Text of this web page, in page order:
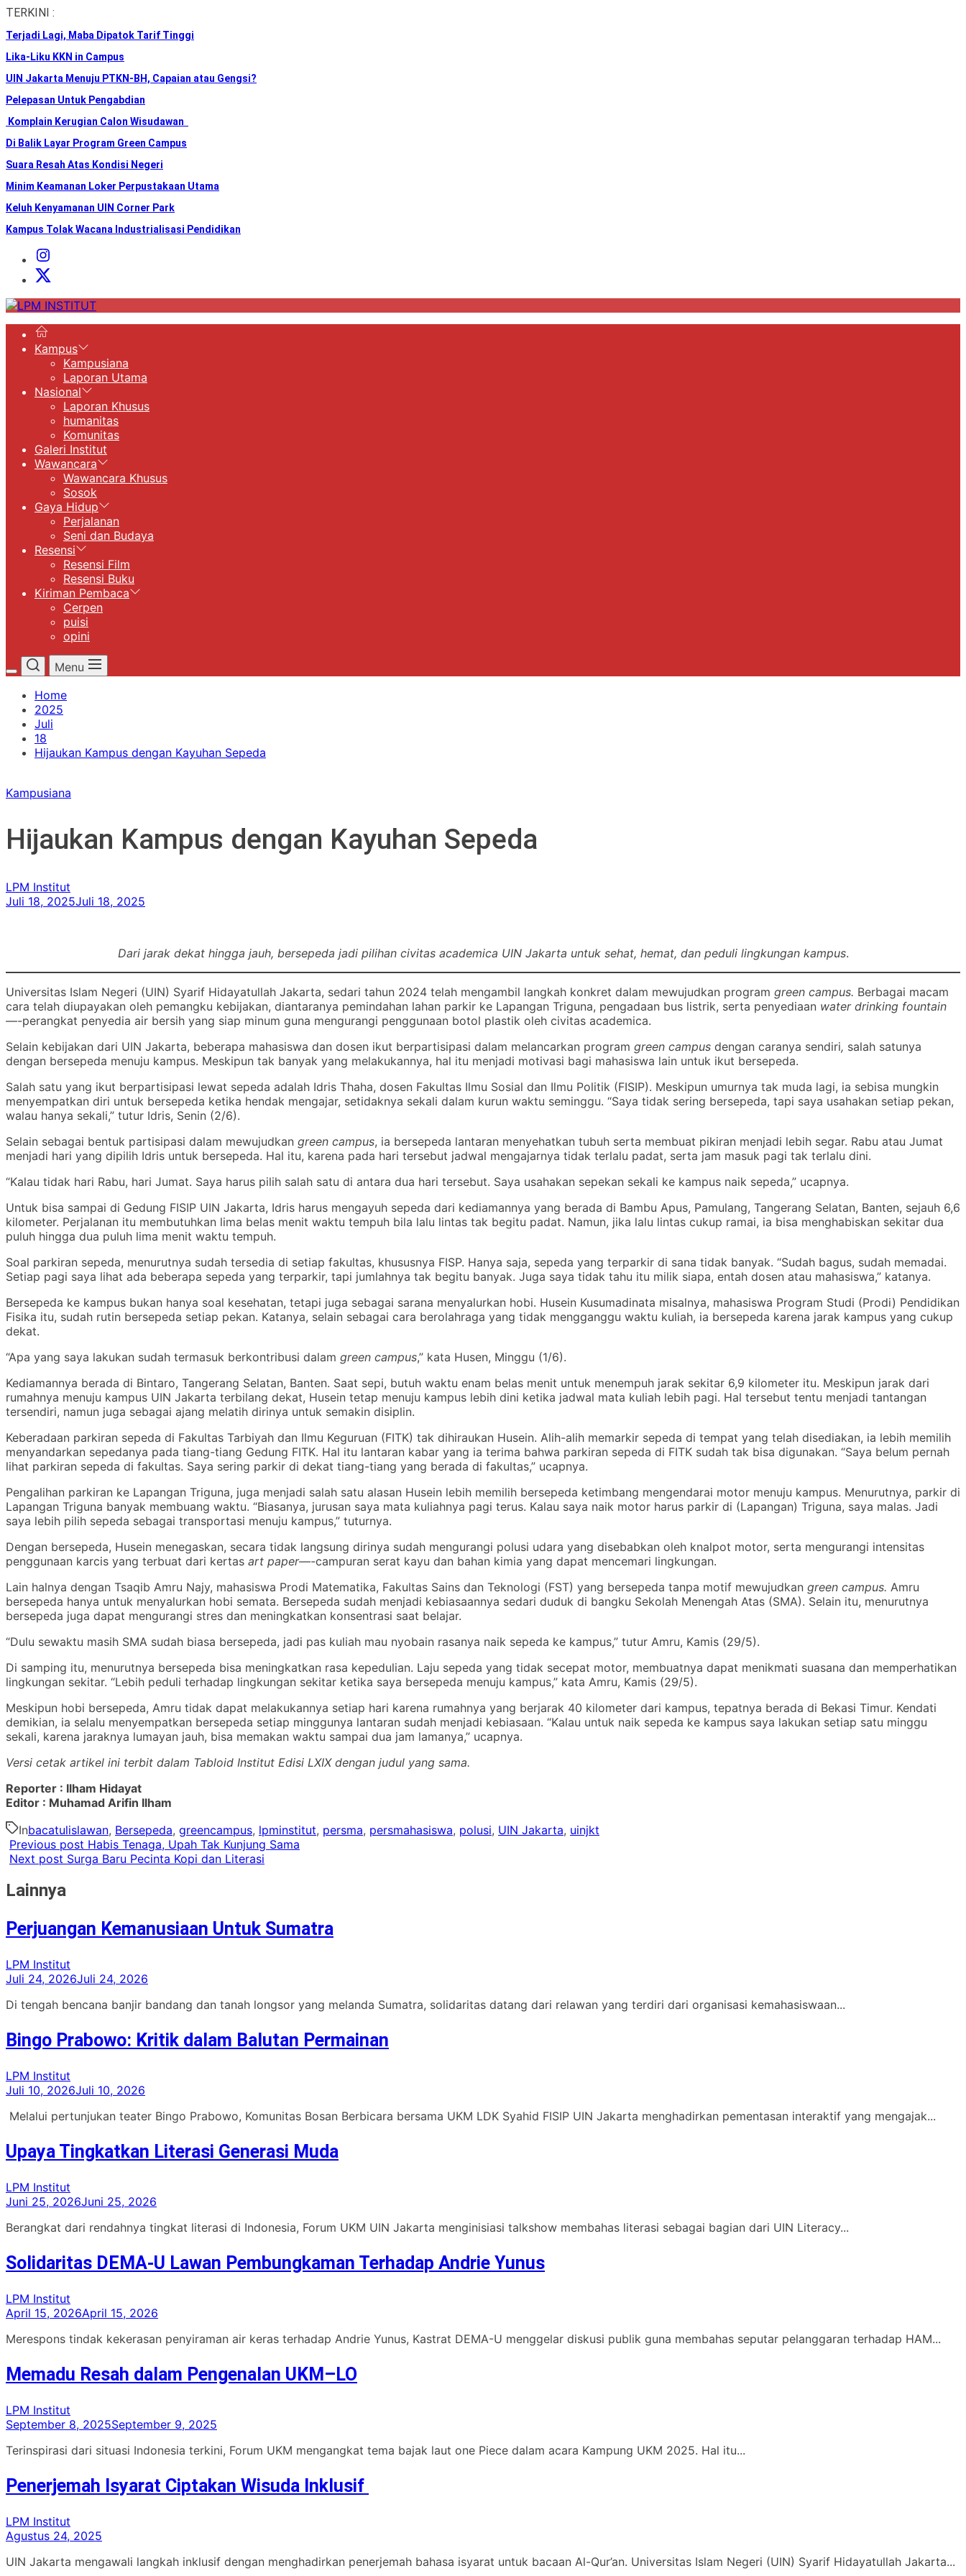
Skip
the
content
TERKINI :
Terjadi Lagi, Maba Dipatok Tarif Tinggi
Lika-Liku KKN in Campus
UIN Jakarta Menuju PTKN-BH, Capaian atau Gengsi?
Pelepasan Untuk Pengabdian
Komplain Kerugian Calon Wisudawan
Di Balik Layar Program Green Campus
Suara Resah Atas Kondisi Negeri
Minim Keamanan Loker Perpustakaan Utama
Keluh Kenyamanan UIN Corner Park
Kampus Tolak Wacana Industrialisasi Pendidikan
Instagram
Institut
X
LPM
Kampus
Kampusiana
Laporan Utama
Nasional
Laporan Khusus
humanitas
Komunitas
Galeri Institut
Wawancara
Wawancara Khusus
Sosok
Gaya Hidup
Perjalanan
Seni dan Budaya
Resensi
Resensi Film
Resensi Buku
Kiriman Pembaca
Cerpen
puisi
opini
Menu
Home
2025
Juli
18
Hijaukan Kampus dengan Kayuhan Sepeda
Kampusiana
Hijaukan Kampus dengan Kayuhan Sepeda
LPM Institut
Juli 18, 2025Juli 18, 2025
Dari jarak dekat hingga jauh, bersepeda jadi pilihan civitas academica UIN Jakarta untuk sehat, hemat, dan peduli lingkungan kampus.
Universitas Islam Negeri (UIN) Syarif Hidayatullah Jakarta, sedari tahun 2024 telah mengambil langkah konkret dalam mewujudkan program green campus. Berbagai macam
cara telah diupayakan oleh pemangku kebijakan, diantaranya pemindahan lahan parkir ke Lapangan Triguna, pengadaan bus listrik, serta penyediaan water drinking fountain
—-perangkat penyedia air bersih yang siap minum guna mengurangi penggunaan botol plastik oleh civitas academica.
Selain kebijakan dari UIN Jakarta, beberapa mahasiswa dan dosen ikut berpartisipasi dalam melancarkan program green campus dengan caranya sendiri, salah satunya
dengan bersepeda menuju kampus. Meskipun tak banyak yang melakukannya, hal itu menjadi motivasi bagi mahasiswa lain untuk ikut bersepeda.
Salah satu yang ikut berpartisipasi lewat sepeda adalah Idris Thaha, dosen Fakultas Ilmu Sosial dan Ilmu Politik (FISIP). Meskipun umurnya tak muda lagi, ia sebisa mungkin
menyempatkan diri untuk bersepeda ketika hendak mengajar, setidaknya sekali dalam kurun waktu seminggu. “Saya tidak sering bersepeda, tapi saya usahakan setiap pekan,
walau hanya sekali,” tutur Idris, Senin (2/6).
Selain sebagai bentuk partisipasi dalam mewujudkan green campus, ia bersepeda lantaran menyehatkan tubuh serta membuat pikiran menjadi lebih segar. Rabu atau Jumat
menjadi hari yang dipilih Idris untuk bersepeda. Hal itu, karena pada hari tersebut jadwal mengajarnya tidak terlalu padat, serta jam masuk pagi tak terlalu dini.
“Kalau tidak hari Rabu, hari Jumat. Saya harus pilih salah satu di antara dua hari tersebut. Saya usahakan sepekan sekali ke kampus naik sepeda,” ucapnya.
Untuk bisa sampai di Gedung FISIP UIN Jakarta, Idris harus mengayuh sepeda dari kediamannya yang berada di Bambu Apus, Pamulang, Tangerang Selatan, Banten, sejauh 6,6
kilometer. Perjalanan itu membutuhkan lima belas menit waktu tempuh bila lalu lintas tak begitu padat. Namun, jika lalu lintas cukup ramai, ia bisa menghabiskan sekitar dua
puluh hingga dua puluh lima menit waktu tempuh.
Soal parkiran sepeda, menurutnya sudah tersedia di setiap fakultas, khususnya FISP. Hanya saja, sepeda yang terparkir di sana tidak banyak. “Sudah bagus, sudah memadai.
Setiap pagi saya lihat ada beberapa sepeda yang terparkir, tapi jumlahnya tak begitu banyak. Juga saya tidak tahu itu milik siapa, entah dosen atau mahasiswa,” katanya.
Bersepeda ke kampus bukan hanya soal kesehatan, tetapi juga sebagai sarana menyalurkan hobi. Husein Kusumadinata misalnya, mahasiswa Program Studi (Prodi) Pendidikan
Fisika itu, sudah rutin bersepeda setiap pekan. Katanya, selain sebagai cara berolahraga yang tidak mengganggu waktu kuliah, ia bersepeda karena jarak kampus yang cukup
dekat.
“Apa yang saya lakukan sudah termasuk berkontribusi dalam green campus,” kata Husen, Minggu (1/6).
Kediamannya berada di Bintaro, Tangerang Selatan, Banten. Saat sepi, butuh waktu enam belas menit untuk menempuh jarak sekitar 6,9 kilometer itu. Meskipun jarak dari
rumahnya menuju kampus UIN Jakarta terbilang dekat, Husein tetap menuju kampus lebih dini ketika jadwal mata kuliah lebih pagi. Hal tersebut tentu menjadi tantangan
tersendiri, namun juga sebagai ajang melatih dirinya untuk semakin disiplin.
Keberadaan parkiran sepeda di Fakultas Tarbiyah dan Ilmu Keguruan (FITK) tak dihiraukan Husein. Alih-alih memarkir sepeda di tempat yang telah disediakan, ia lebih memilih
menyandarkan sepedanya pada tiang-tiang Gedung FITK. Hal itu lantaran kabar yang ia terima bahwa parkiran sepeda di FITK sudah tak bisa digunakan. “Saya belum pernah
lihat parkiran sepeda di fakultas. Saya sering parkir di dekat tiang-tiang yang berada di fakultas,” ucapnya.
Pengalihan parkiran ke Lapangan Triguna, juga menjadi salah satu alasan Husein lebih memilih bersepeda ketimbang mengendarai motor menuju kampus. Menurutnya, parkir di
Lapangan Triguna banyak membuang waktu. “Biasanya, jurusan saya mata kuliahnya pagi terus. Kalau saya naik motor harus parkir di (Lapangan) Triguna, saya malas. Jadi
saya lebih pilih sepeda sebagai transportasi menuju kampus,” tuturnya.
Dengan bersepeda, Husein menegaskan, secara tidak langsung dirinya sudah mengurangi polusi udara yang disebabkan oleh knalpot motor, serta mengurangi intensitas
penggunaan karcis yang terbuat dari kertas art paper—-campuran serat kayu dan bahan kimia yang dapat mencemari lingkungan.
Lain halnya dengan Tsaqib Amru Najy, mahasiswa Prodi Matematika, Fakultas Sains dan Teknologi (FST) yang bersepeda tanpa motif mewujudkan green campus. Amru
bersepeda hanya untuk menyalurkan hobi semata. Bersepeda sudah menjadi kebiasaannya sedari duduk di bangku Sekolah Menengah Atas (SMA). Selain itu, menurutnya
bersepeda juga dapat mengurangi stres dan meningkatkan konsentrasi saat belajar.
“Dulu sewaktu masih SMA sudah biasa bersepeda, jadi pas kuliah mau nyobain rasanya naik sepeda ke kampus,” tutur Amru, Kamis (29/5).
Di samping itu, menurutnya bersepeda bisa meningkatkan rasa kepedulian. Laju sepeda yang tidak secepat motor, membuatnya dapat menikmati suasana dan memperhatikan
lingkungan sekitar. “Lebih peduli terhadap lingkungan sekitar ketika saya bersepeda menuju kampus,” kata Amru, Kamis (29/5).
Meskipun hobi bersepeda, Amru tidak dapat melakukannya setiap hari karena rumahnya yang berjarak 40 kilometer dari kampus, tepatnya berada di Bekasi Timur. Kendati
demikian, ia selalu menyempatkan bersepeda setiap minggunya lantaran sudah menjadi kebiasaan. “Kalau untuk naik sepeda ke kampus saya lakukan setiap satu minggu
sekali, karena jaraknya lumayan jauh, bisa memakan waktu sampai dua jam lamanya,” ucapnya.
Versi cetak artikel ini terbit dalam Tabloid Institut Edisi LXIX dengan judul yang sama.
Reporter : Ilham Hidayat
Editor : Muhamad Arifin Ilham
Inbacatulislawan, Bersepeda, greencampus, lpminstitut, persma, persmahasiswa, polusi, UIN Jakarta, uinjkt
Previous post Habis Tenaga, Upah Tak Kunjung Sama
Next post Surga Baru Pecinta Kopi dan Literasi
Lainnya
Perjuangan Kemanusiaan Untuk Sumatra
LPM Institut
Juli 24, 2026Juli 24, 2026
Di tengah bencana banjir bandang dan tanah longsor yang melanda Sumatra, solidaritas datang dari relawan yang terdiri dari organisasi kemahasiswaan...
Bingo Prabowo: Kritik dalam Balutan Permainan
LPM Institut
Juli 10, 2026Juli 10, 2026
Melalui pertunjukan teater Bingo Prabowo, Komunitas Bosan Berbicara bersama UKM LDK Syahid FISIP UIN Jakarta menghadirkan pementasan interaktif yang mengajak...
Upaya Tingkatkan Literasi Generasi Muda
LPM Institut
Juni 25, 2026Juni 25, 2026
Berangkat dari rendahnya tingkat literasi di Indonesia, Forum UKM UIN Jakarta menginisiasi talkshow membahas literasi sebagai bagian dari UIN Literacy...
Solidaritas DEMA-U Lawan Pembungkaman Terhadap Andrie Yunus
LPM Institut
April 15, 2026April 15, 2026
Merespons tindak kekerasan penyiraman air keras terhadap Andrie Yunus, Kastrat DEMA-U menggelar diskusi publik guna membahas seputar pelanggaran terhadap HAM...
Memadu Resah dalam Pengenalan UKM–LO
LPM Institut
September 8, 2025September 9, 2025
Terinspirasi dari situasi Indonesia terkini, Forum UKM mengangkat tema bajak laut one Piece dalam acara Kampung UKM 2025. Hal itu...
Penerjemah Isyarat Ciptakan Wisuda Inklusif
LPM Institut
Agustus 24, 2025
UIN Jakarta mengawali langkah inklusif dengan menghadirkan penerjemah bahasa isyarat untuk bacaan Al-Qur’an. Universitas Islam Negeri (UIN) Syarif Hidayatullah Jakarta...